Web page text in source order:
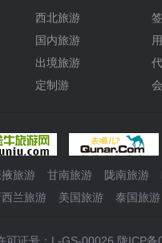
西北旅游
国内旅游
出境旅游
定制游
旅游 甘南旅游 陇南旅游
西兰旅游 美国旅游 泰国旅游